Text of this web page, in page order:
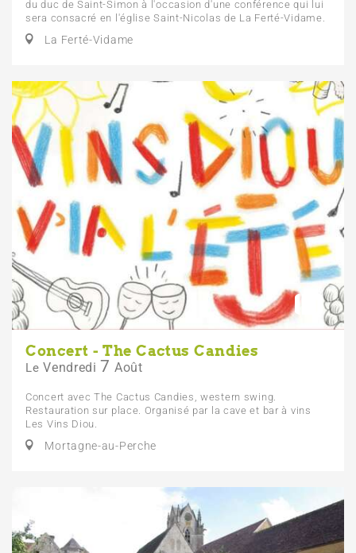
du duc de Saint-Simon à l'occasion d'une conférence qui lui
sera consacré en l'église Saint-Nicolas de La Ferté-Vidame.
La Ferté-Vidame
Concert - The Cactus Candies
Le Vendredi 7 Août
Concert avec The Cactus Candies, western swing.
Restauration sur place. Organisé par la cave et bar à vins
Les Vins Diou.
Mortagne-au-Perche